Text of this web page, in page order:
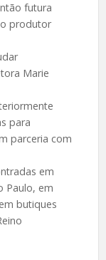
futura
produtor
Marie
para
parceria com
em
Paulo, em
butiques